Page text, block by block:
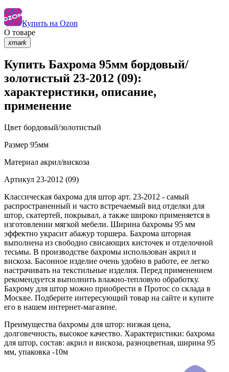
Купить на Ozon
О товаре
xmark
Купить Бахрома 95мм бордовый/
золотистый 23-2012 (09):
характеристики, описание,
применение
Цвет бордовый/золотистый
Размер 95мм
Материал акрил/вискоза
Артикул 23-2012 (09)
Классическая бахрома для штор арт. 23-2012 - самый
распространенный и часто встречаемый вид отделки для
штор, скатертей, покрывал, а также широко применяется в
изготовлении мягкой мебели. Ширина бахромы 95 мм
эффектно украсит абажур торшера. Бахрома шторная
выполнена из свободно свисающих кисточек и отделочной
тесьмы. В производстве бахромы использован акрил и
вискоза. Басонное изделие очень удобно в работе, ее легко
настрачивать на текстильные изделия. Перед применением
рекомендуется выполнить влажно-тепловую обработку.
Бахрому для штор можно приобрести в Протос со склада в
Москве. Подберите интересующий товар на сайте и купите
его в нашем интернет-магазине.
Преимущества бахромы для штор: низкая цена,
долговечность, высокое качество. Характеристики: бахрома
для штор, состав: акрил и вискоза, разноцветная, ширина 95
мм, упаковка -10м